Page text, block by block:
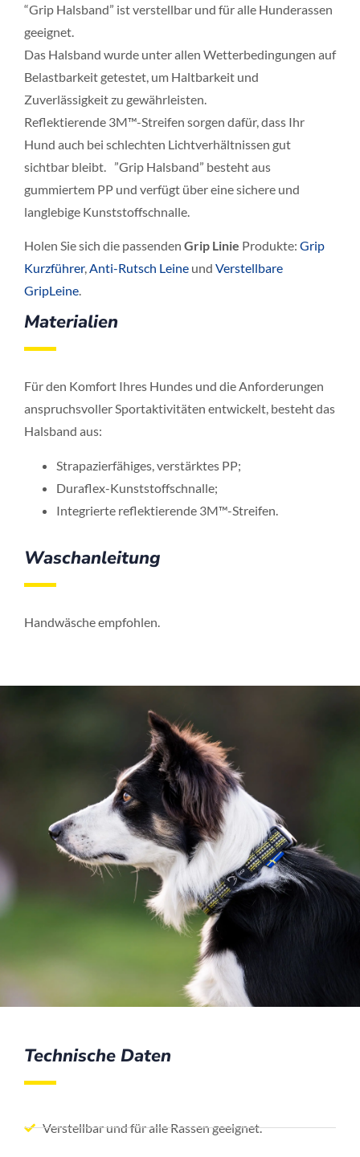
“Grip Halsband” ist verstellbar und für alle Hunderassen
geeignet.
Das Halsband wurde unter allen Wetterbedingungen auf
Belastbarkeit getestet, um Haltbarkeit und
Zuverlässigkeit zu gewährleisten.
Reflektierende 3M™-Streifen sorgen dafür, dass Ihr
Hund auch bei schlechten Lichtverhältnissen gut
sichtbar bleibt. ”Grip Halsband” besteht aus
gummiertem PP und verfügt über eine sichere und
langlebige Kunststoffschnalle.
Holen Sie sich die passenden Grip Linie Produkte: Grip
Kurzführer,Anti-Rutsch Leine und Verstellbare
GripLeine.
Materialien
Für den Komfort Ihres Hundes und die Anforderungen
anspruchsvoller Sportaktivitäten entwickelt, besteht das
Halsband aus:
Strapazierfähiges, verstärktes PP;
Duraflex-Kunststoffschnalle;
Integrierte reflektierende 3M™-Streifen.
Waschanleitung
Handwäsche empfohlen.
Technische Daten
Verstellbar und für alle Rassen geeignet.